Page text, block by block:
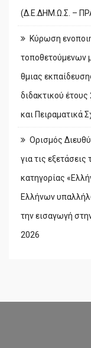
(Δ.Ε.ΔΗΜ.Ω.Σ. –
Κύρωση
τοποθετούμενων
θμιας
διδακτικού
και Πειραματικά
Ορισμός
για τις
κατηγορίας
Ελλήνων
την εισαγωγή
2026